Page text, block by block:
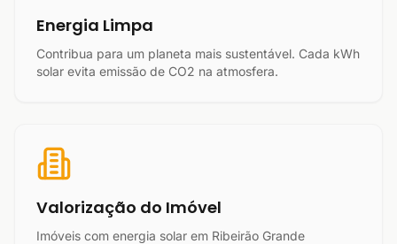
Energia Limpa
Contribua para um planeta mais sustentável. Cada kWh
solar evita emissão de CO2 na atmosfera.
Valorização do Imóvel
Imóveis com energia solar em Ribeirão Grande